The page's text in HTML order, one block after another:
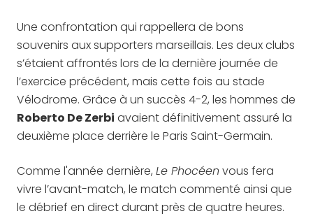
Une confrontation qui rappellera de bons
souvenirs aux supporters marseillais. Les deux clubs
s’étaient affrontés lors de la dernière journée de
l’exercice précédent, mais cette fois au stade
Vélodrome. Grâce à un succès 4-2, les hommes de
Roberto De Zerbi avaient définitivement assuré la
deuxième place derrière le Paris Saint-Germain.
Comme l'année dernière, Le Phocéen vous fera
vivre l’avant-match, le match commenté ainsi que
le débrief en direct durant près de quatre heures.